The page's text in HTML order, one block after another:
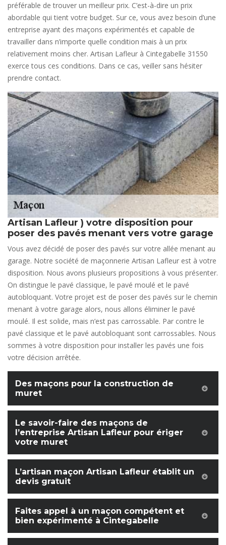
préférable de trouver un meilleur prix. C’est-à-dire un prix
abordable qui tient votre budget. Sur ce, vous avez besoin d’une
entreprise ayant des maçons expérimentés et capable de
travailler dans n’importe quelle condition mais à un prix
relativement moins cher. Artisan Lafleur à Cintegabelle 31550
exerce tous ces conditions. Dans ce cas, veiller sans hésiter
prendre contact.
Artisan Lafleur ) votre disposition pour
poser des pavés menant vers votre garage
Vous avez décidé de poser des pavés sur votre allée menant au
garage. Notre société de maçonnerie Artisan Lafleur est à votre
disposition. Nous avons plusieurs propositions à vous présenter.
On distingue le pavé classique, le pavé moulé et le pavé
autobloquant. Votre projet est de poser des pavés sur le chemin
menant à votre garage alors, nous allons éliminer le pavé
moulé. Il est solide, mais n’est pas carrossable. Par contre le
pavé classique et le pavé autobloquant sont carrossables. Nous
sommes à votre disposition pour installer les pavés une fois
votre décision arrêtée.
Des maçons pour la construction de
muret
Le savoir-faire des maçons de
l’entreprise Artisan Lafleur pour ériger
votre muret
L’artisan maçon Artisan Lafleur établit un
devis gratuit
Faites appel à un maçon compétent et
bien expérimenté à Cintegabelle